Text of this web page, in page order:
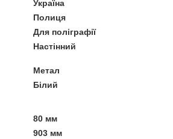
Україна
Полиця
Для поліграфії
Настінний
Метал
Білий
80 мм
903 мм